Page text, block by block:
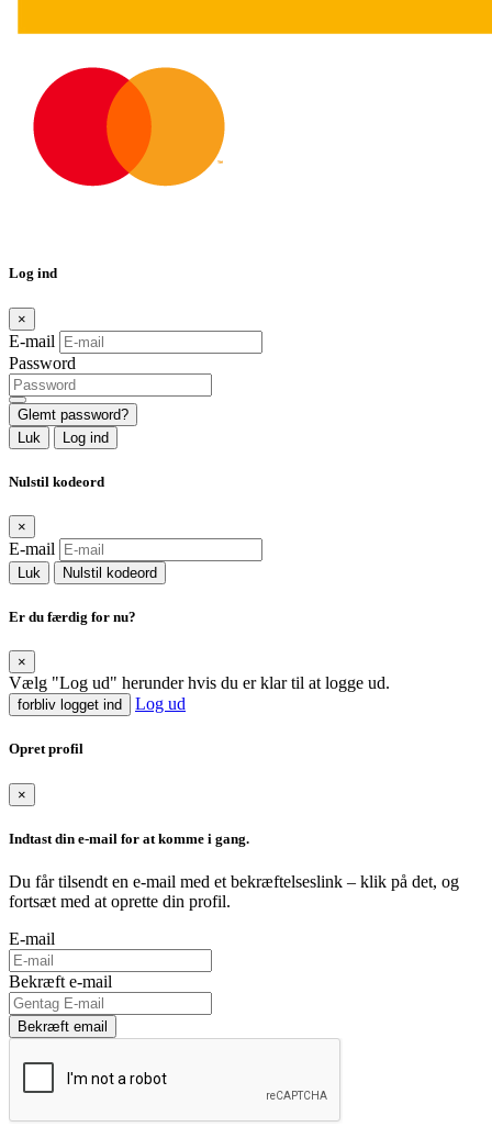
Log ind
×
E-mail
Password
Glemt password?
Luk
Log ind
Nulstil kodeord
×
E-mail
Luk Nulstil kodeord
Er du færdig for nu?
×
Vælg "Log ud" herunder hvis du er klar til at logge ud.
forbliv logget ind Log ud
Opret profil
×
Indtast din e-mail for at komme i gang.
Du får tilsendt en e-mail med et bekræftelseslink – klik på det, og
fortsæt med at oprette din profil.
E-mail
Bekræft e-mail
Bekræft email